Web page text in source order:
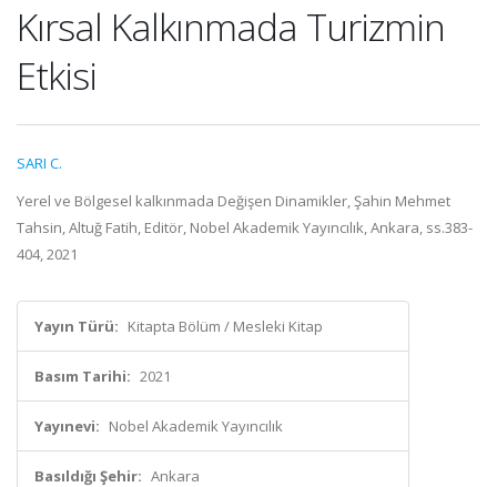
Kırsal Kalkınmada Turizmin
Etkisi
SARI C.
Yerel ve Bölgesel kalkınmada Değişen Dinamikler, Şahin Mehmet
Tahsin, Altuğ Fatih, Editör, Nobel Akademik Yayıncılık, Ankara, ss.383-
404, 2021
Yayın Türü: Kitapta Bölüm / Mesleki Kitap
Basım Tarihi: 2021
Yayınevi: Nobel Akademik Yayıncılık
Basıldığı Şehir: Ankara